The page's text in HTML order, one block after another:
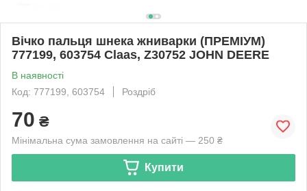
Вічко пальця шнека жниварки (ПРЕМІУМ)
777199, 603754 Claas, Z30752 JOHN DEERE
В наявності
Код: 777199, 603754
Роздріб
70 ₴
Мінімальна сума замовлення на сайті — 250 ₴
Купити